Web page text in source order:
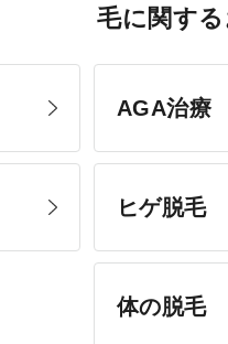
毛に関す
AGA治療
ヒゲ脱毛
体の脱毛